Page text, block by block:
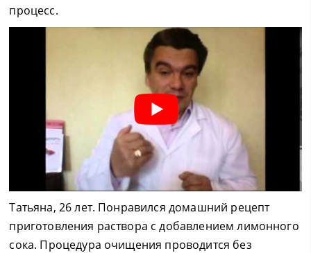
процесс.
Татьяна, 26 лет. Понравился домашний рецепт
приготовления раствора с добавлением лимонного
сока. Процедура очищения проводится без